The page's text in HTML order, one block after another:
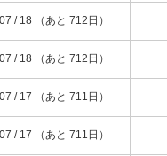
/ 18 （あと 712日）
/ 18 （あと 712日）
/ 17 （あと 711日）
/ 17 （あと 711日）